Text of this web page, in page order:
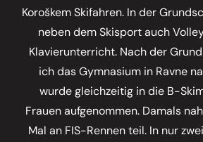
Koroškem Skifahren. In der
neben dem Skisport auch
Klavierunterricht. Nach der
ich das Gymnasium in Ravne
wurde gleichzeitig in die B-
Frauen aufgenommen. Damals
Mal an FIS-Rennen teil. In nur